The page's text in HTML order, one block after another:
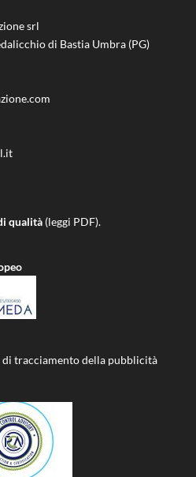
srl
di Bastia Umbra (PG)
qualità(leggi PDF).
tracciamento della pubblicità